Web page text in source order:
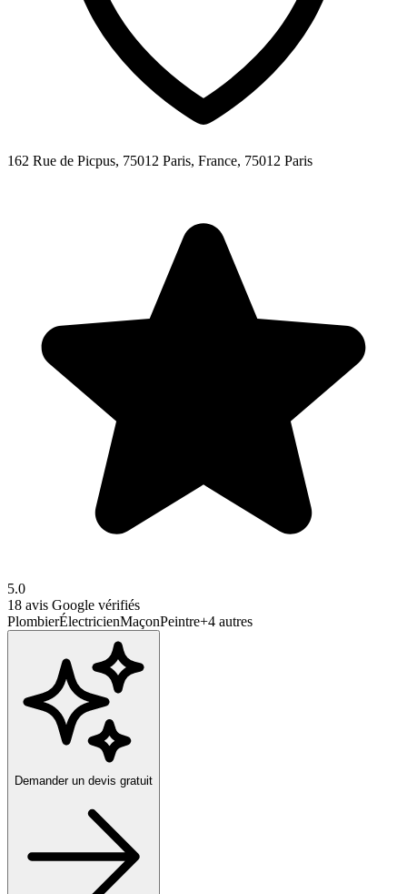
162 Rue de Picpus, 75012 Paris, France, 75012 Paris
5.0
18 avis Google vérifiés
PlombierÉlectricienMaçonPeintre+4 autres
Demander un devis gratuit